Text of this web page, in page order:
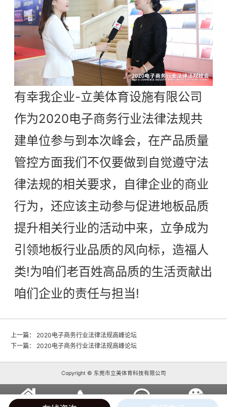
有幸我企业-立美体育设施有限公司
作为2020电子商务行业法律法规共
建单位参与到本次峰会，在产品质量
管控方面我们不仅要做到自觉遵守法
律法规的相关要求，自律企业的商业
行为，还应该主动参与促进地板品质
提升相关行业的活动中来，立争成为
引领地板行业品质的风向标，造福人
类!为咱们老百姓高品质的生活贡献出
咱们企业的责任与担当!
上一篇：
2020电子商务行业法律法规高峰论坛
下一篇：
2020电子商务行业法律法规高峰论坛
Copyright © 东莞市立美体育科技有限公司